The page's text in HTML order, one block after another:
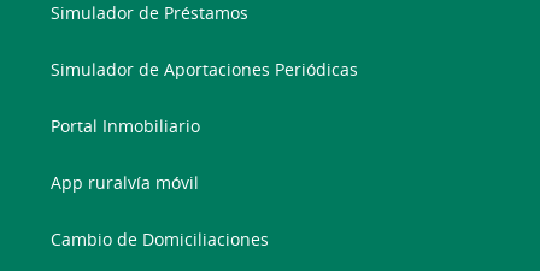
Simulador de Préstamos
Simulador de Aportaciones Periódicas
Portal Inmobiliario
App ruralvía móvil
Cambio de Domiciliaciones